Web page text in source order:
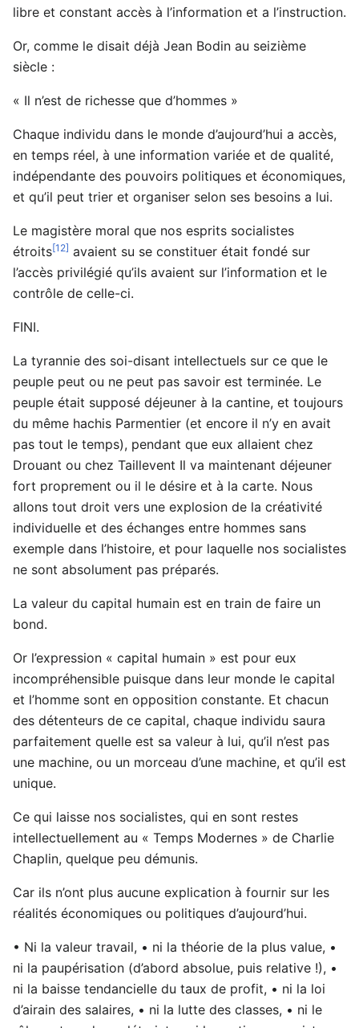
libre et constant accès à l’information et a l’instruction.
Or, comme le disait déjà Jean Bodin au seizième
siècle :
« Il n’est de richesse que d’hommes »
Chaque individu dans le monde d’aujourd’hui a accès,
en temps réel, à une information variée et de qualité,
indépendante des pouvoirs politiques et économiques,
et qu’il peut trier et organiser selon ses besoins a lui.
Le magistère moral que nos esprits socialistes
étroits[12] avaient su se constituer était fondé sur
l’accès privilégié qu’ils avaient sur l’information et le
contrôle de celle-ci.
FINI.
La tyrannie des soi-disant intellectuels sur ce que le
peuple peut ou ne peut pas savoir est terminée. Le
peuple était supposé déjeuner à la cantine, et toujours
du même hachis Parmentier (et encore il n’y en avait
pas tout le temps), pendant que eux allaient chez
Drouant ou chez Taillevent Il va maintenant déjeuner
fort proprement ou il le désire et à la carte. Nous
allons tout droit vers une explosion de la créativité
individuelle et des échanges entre hommes sans
exemple dans l’histoire, et pour laquelle nos socialistes
ne sont absolument pas préparés.
La valeur du capital humain est en train de faire un
bond.
Or l’expression « capital humain » est pour eux
incompréhensible puisque dans leur monde le capital
et l’homme sont en opposition constante. Et chacun
des détenteurs de ce capital, chaque individu saura
parfaitement quelle est sa valeur à lui, qu’il n’est pas
une machine, ou un morceau d’une machine, et qu’il est
unique.
Ce qui laisse nos socialistes, qui en sont restes
intellectuellement au « Temps Modernes » de Charlie
Chaplin, quelque peu démunis.
Car ils n’ont plus aucune explication à fournir sur les
réalités économiques ou politiques d’aujourd’hui.
• Ni la valeur travail, • ni la théorie de la plus value, •
ni la paupérisation (d’abord absolue, puis relative !), •
ni la baisse tendancielle du taux de profit, • ni la loi
d’airain des salaires, • ni la lutte des classes, • ni le